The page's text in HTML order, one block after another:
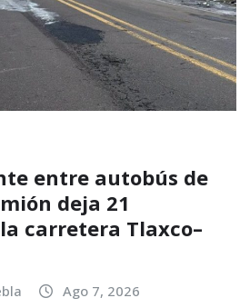
entre autobús de
deja 21
carretera Tlaxco–
Ago 7, 2026